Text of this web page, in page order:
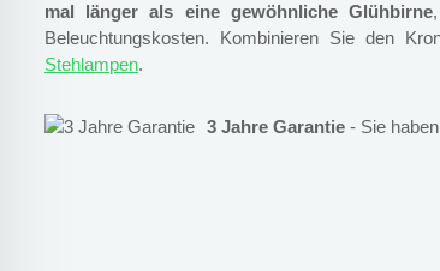
mal länger als eine gewöhnliche Glühbirne
Beleuchtungskosten. Kombinieren Sie den
Stehlampen.
3 Jahre Garantie - Sie